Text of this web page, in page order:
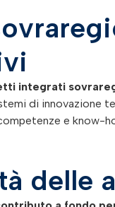
integrati
di innovazione
e know-
delle